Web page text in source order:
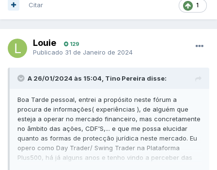
1
Citar
Louie 129
Publicado 31 de Janeiro de 2024
A 26/01/2024 às 15:04, Tino Pereira disse:
Boa Tarde pessoal, entrei a propósito neste fórum a
procura de informações( experiências ), de alguém que
esteja a operar no mercado financeiro, mas concretamente
no âmbito das ações, CDF'S,... e que me possa elucidar
quanto as formas de protecção jurídica neste mercado. Eu
opero como Day Trader/ Swing Trader na Plataforma
Plus500, há já alguns anos e tenho vindo a perceber das